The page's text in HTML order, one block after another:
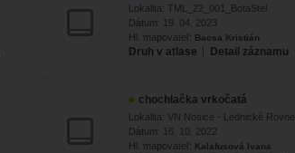
Lokalita: TML_22_001_BotaStel
Dátum: 19. 04. 2023
Hl. mapovateľ: Bacsa Kristián
Druh v atlase | Detail záznamu
chochlačka vrkočatá
Lokalita: VN Nosice - Lednické Rovne
Dátum: 16. 10. 2022
Hl. mapovateľ: Kalafusová Ivana